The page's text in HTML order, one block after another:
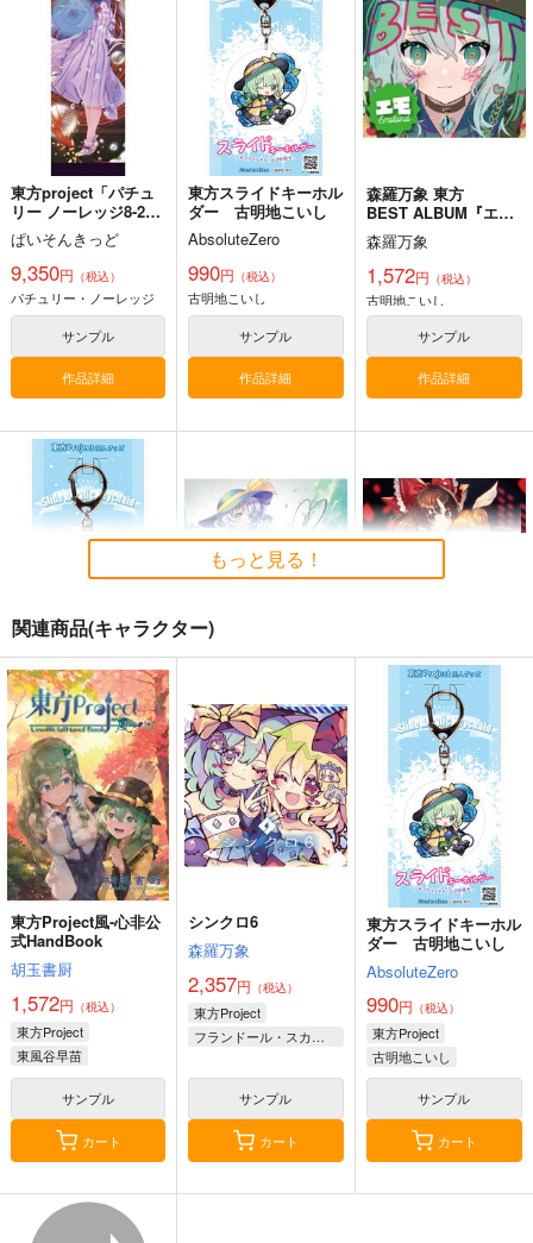
あ～るの～と
2,750円（税込）
東方Project
サンプル
カート
幽閉サテライト
2,750円（税込）
東方Project
サンプル
カート
狐色
660円（税込）
東方Project
八雲藍
菅牧典
サンプル
カート
星に寄せる想い/色は
匂へど散りぬるを
幽閉サテライト
（税込）
カート
始まりの雨
幽閉サテライト
2,200円（税込）
東方錦上
京 ～ Fossilized Won
ders.
上海アリス幻樂団
1,760円
カート
寂光寂
滅 ～ The Truth of th
e Cessation of Dukk
ha
Demetori
円（税込）
東方Project 博麗霊夢
サンプル
カート
東方剛欲異聞～水没し
た沈愁地獄
円（税込）
東方Project
サンプル
東方project「パチュ
リー ノーレッジ8-2」
特大タペストリー
ぱいそんきっど
9,350円 （税込）
パチュリー・ノーレッジ
サンプル
作品詳細
東方スライドキーホル
ダー 古明地こいし
AbsoluteZero
990円 （税込）
古明地こいし
サンプル
作品詳細
森羅万象 東方
BEST ALBUM『エ
モ』
森羅万象
1,572円 （税込）
古明地こいし
サンプル
作品詳細
東方スライドキーホル
ダー 古明地さとり
AbsoluteZero
990円（税込）
古明地さとり
サンプル
作品詳細
Amateras Records R
emixes Vol.5-
Amateras Records
1,572円（税込）
古明地こいし
サンプル
不可測的メトロポリス
少女フラクタル
1,572円（税込）
サンプル
作品詳細
御伽噺のカラクリは、
幽閉サテライト
DOLLY MIXTURES
魔法が生まれた日
もっと見る！
関連商品(キャラクター)
東方Project風-心非公
式HandBook
胡玉書厨
1,572円 （税込）
東方Project
東風谷早苗
古明地こいし
サンプル
カート
シンクロ6
森羅万象
2,357円 （税込）
東方Project
フランドール・スカーレット
サンプル
カート
東方スライドキーホル
ダー 古明地こいし
AbsoluteZero
990円 （税込）
東方Project
古明地こいし
サンプル
カート